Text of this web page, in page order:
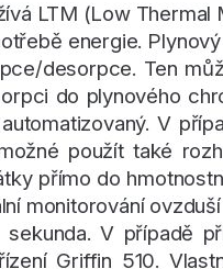
LTM (Low
energie.
desorpce. Ten
do plynového
V
použít také
přímo do
monitorování
sekunda. V případě
Griffin 510.